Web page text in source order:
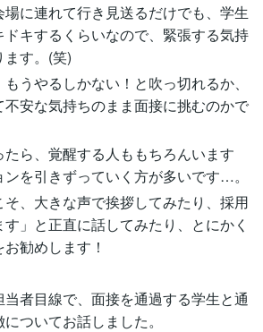
に連れて行き見送るだけでも、学生
キするくらいなので、緊張する気持
す。(笑)
うやるしかない！と吹っ切れるか、
不安な気持ちのまま面接に挑むのかで
ら、覚醒する人ももちろんいます
を引きずっていく方が多いです…。
、大きな声で挨拶してみたり、採用
」と正直に話してみたり、とにかく
勧めします！
者目線で、面接を通過する学生と通
ついてお話しました。